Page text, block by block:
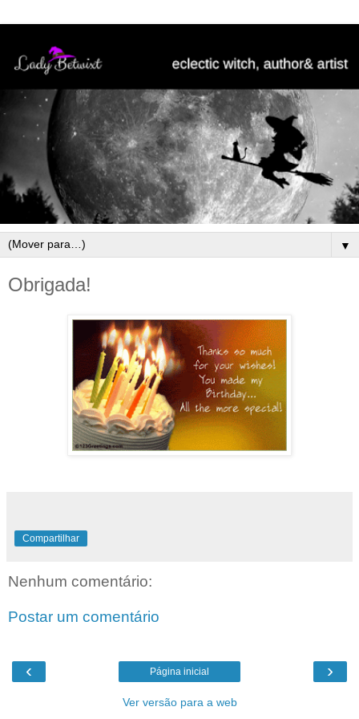
▼
Obrigada!
Compartilhar
Nenhum comentário:
Postar um comentário
‹ ›
Página inicial
Ver versão para a web